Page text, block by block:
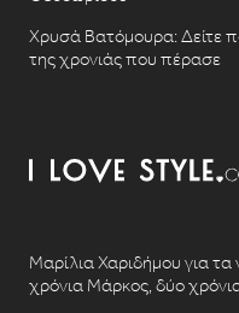
Χρυσά Βατόμουρα: Δείτε
της χρονιάς που πέρασε
Μαρίλια Χαριδήμου για τα
χρόνια Μάρκος, δύο